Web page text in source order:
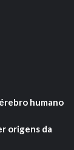
humano
origens da